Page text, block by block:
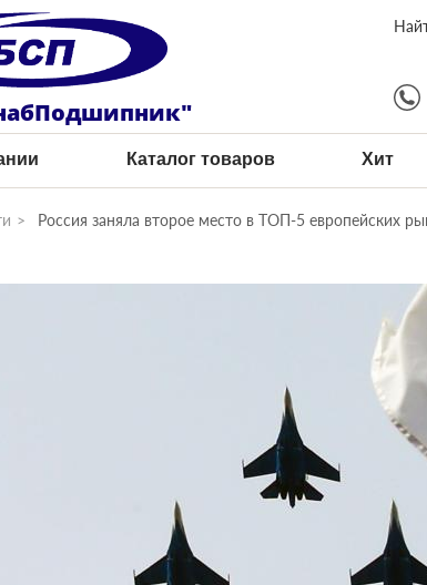
Каталог товаров Хит
Россия заняла второе место в ТОП-5 европейских